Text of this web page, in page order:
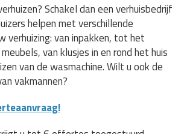
Schakel dan een verhuisbedrijf
helpen met verschillende
verhuizing: van inpakken, tot het
van klusjes in en rond het huis
van de wasmachine. Wilt u ook de
vakmannen?